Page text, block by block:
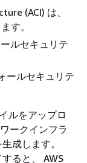
(ACI) は、
す。
ルセキュリテ
ールセキュリテ
ルをアップロ
ークインフラ
成します。
ると、 AWS